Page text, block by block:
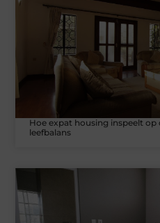
Hoe expat housing inspeelt op
leefbalans